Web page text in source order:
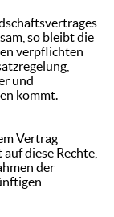
so bleibt die
verpflichten
und
kommt.
Vertrag
diese Rechte,
der